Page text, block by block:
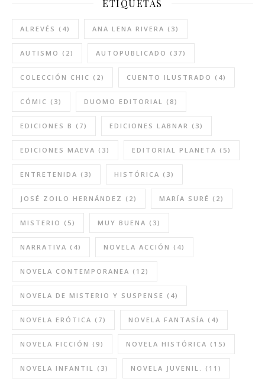
ETIQUETAS
ALREVÉS (4) ANA LENA RIVERA (3)
AUTISMO (2) AUTOPUBLICADO (37)
COLECCIÓN CHIC (2) CUENTO ILUSTRADO (4)
CÓMIC (3) DUOMO EDITORIAL (8)
EDICIONES B (7) EDICIONES LABNAR (3)
EDICIONES MAEVA (3) EDITORIAL PLANETA (5)
ENTRETENIDA (3) HISTÓRICA (3)
JOSÉ ZOILO HERNÁNDEZ (2) MARÍA SURÉ (2)
MISTERIO (5) MUY BUENA (3)
NARRATIVA (4) NOVELA ACCIÓN (4)
NOVELA CONTEMPORANEA (12)
NOVELA DE MISTERIO Y SUSPENSE (4)
NOVELA ERÓTICA (7) NOVELA FANTASÍA (4)
NOVELA FICCIÓN (9) NOVELA HISTÓRICA (15)
NOVELA INFANTIL (3) NOVELA JUVENIL. (11)